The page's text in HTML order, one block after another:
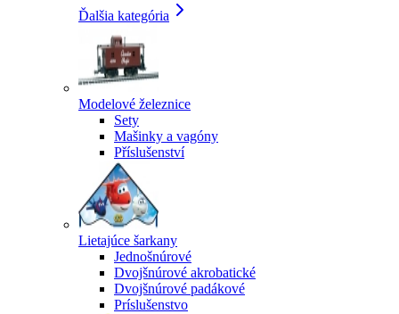
Ďalšia kategória
Modelové železnice
Sety
Mašinky a vagóny
Příslušenství
Lietajúce šarkany
Jednošnúrové
Dvojšnúrové akrobatické
Dvojšnúrové padákové
Príslušenstvo